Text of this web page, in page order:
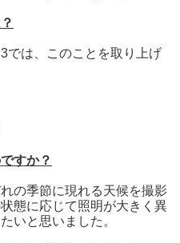
3では、このことを取り上げ
すか？
の季節に現れる天候を撮影
態に応じて照明が大きく異
いと思いました。